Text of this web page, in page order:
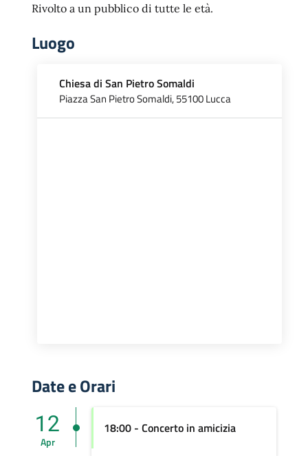
Rivolto a un pubblico di tutte le età.
Luogo
Chiesa di San Pietro Somaldi
Piazza San Pietro Somaldi, 55100 Lucca
Date e Orari
18:00 - Concerto in amicizia
12
Apr